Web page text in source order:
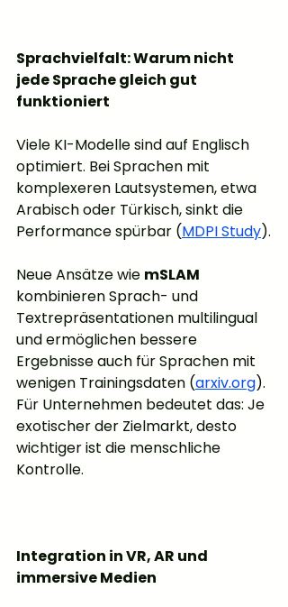
Sprachvielfalt: Warum nicht
jede Sprache gleich gut
funktioniert
Viele KI-Modelle sind auf Englisch
optimiert. Bei Sprachen mit
komplexeren Lautsystemen, etwa
Arabisch oder Türkisch, sinkt die
Performance spürbar (MDPI Study).
Neue Ansätze wie mSLAM
kombinieren Sprach- und
Textrepräsentationen multilingual
und ermöglichen bessere
Ergebnisse auch für Sprachen mit
wenigen Trainingsdaten (arxiv.org).
Für Unternehmen bedeutet das: Je
exotischer der Zielmarkt, desto
wichtiger ist die menschliche
Kontrolle.
Integration in VR, AR und
immersive Medien